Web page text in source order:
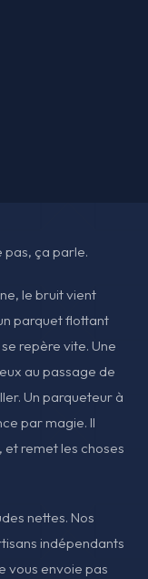
pas, ça parle.
le bruit vient
parquet flottant
repère vite. Une
au passage de
Un parqueteur à
par magie. Il
remet les choses
nettes. Nos
indépendants
vous envoie pas